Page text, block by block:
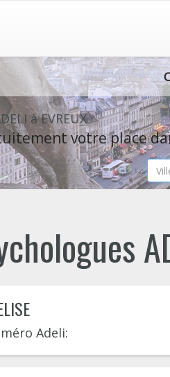
à EVREUX
votre place
Adeli: